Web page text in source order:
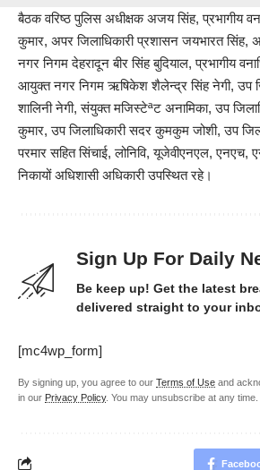
बैठक वरिष्ठ पुलिस अधीक्षक अजय सिंह, प्रभागीय
कुमार, अपर जिलाधिकारी प्रशासन जयभारत सिंह,
नगर निगम देहरादून बीर सिंह बुदियाल, प्रभागीय
आयुक्त नगर निगम ऋषिकेश शैलेन्द्र सिंह नेगी, उप
शालिनी नेगी, संयुक्त मजिस्टेªट अनामिका, उप
कुमार, उप जिलाधिकारी सदर कुमकुम जोशी, उप
परमार सहित सिंचाई, लोनिवि, यूजेवीएनएल,
निकायों अधिशासी अधिकारी उपस्थित रहे।
Sign Up For Daily
Be keep up! Get the latest
delivered straight to your
[mc4wp_form]
By signing up, you agree to our Terms of Use and
in our Privacy Policy. You may unsubscribe at any time.